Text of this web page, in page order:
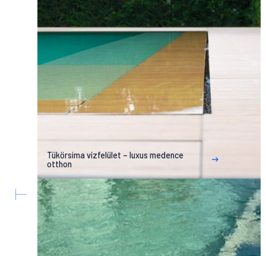
Tükörsima vízfelület – luxus medence
otthon